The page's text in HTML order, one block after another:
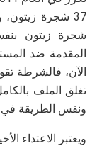
شجرة زيتون
المقدمة ضد
الآن، فالشرطة
تغلق الملف
ونفس الطريقة في
ويعتبر الاعتداء